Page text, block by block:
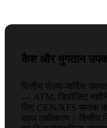
कैश और भुगतान
वित्तीय सेल्फ-सर्विस
— ATM, डिपॉज़िट
लिए CEN/XFS मानक
साथ एकीकरण। वित्तीय